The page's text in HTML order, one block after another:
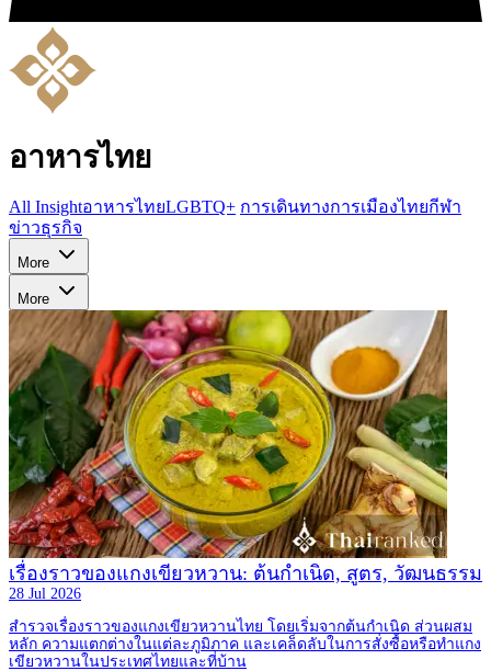
อาหารไทย
All InsightอาหารไทยLGBTQ+ การเดินทางการเมืองไทยกีฬา
ข่าวธุรกิจ
More
More
เรื่องราวของแกงเขียวหวาน: ต้นกำเนิด, สูตร, วัฒนธรรม
28 Jul 2026
สำรวจเรื่องราวของแกงเขียวหวานไทย โดยเริ่มจากต้นกำเนิด ส่วนผสม
หลัก ความแตกต่างในแต่ละภูมิภาค และเคล็ดลับในการสั่งซื้อหรือทำแกง
เขียวหวานในประเทศไทยและที่บ้าน